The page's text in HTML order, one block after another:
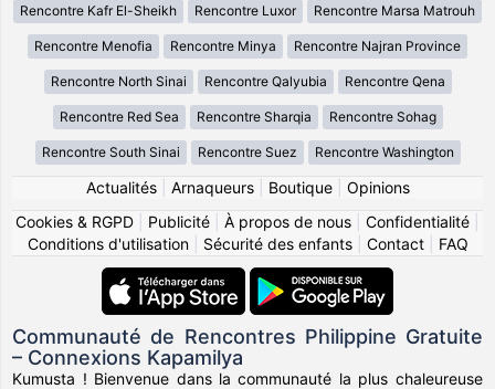
Rencontre Kafr El-Sheikh Rencontre Luxor Rencontre Marsa Matrouh
Rencontre Menofia Rencontre Minya Rencontre Najran Province
Rencontre North Sinai Rencontre Qalyubia Rencontre Qena
Rencontre Red Sea Rencontre Sharqia Rencontre Sohag
Rencontre South Sinai Rencontre Suez Rencontre Washington
Actualités| Arnaqueurs| Boutique| Opinions
Cookies & RGPD
Publicité À propos de nous Confidentialité
Conditions d'utilisation| Sécurité des enfants| Contact| FAQ
Communauté de Rencontres Philippine Gratuite
– Connexions Kapamilya
Kumusta ! Bienvenue dans la communauté la plus chaleureuse